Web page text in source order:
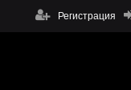
Регистрация